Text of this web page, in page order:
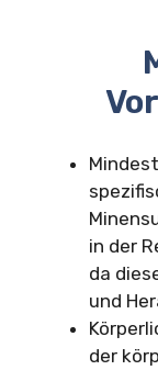
in der
da
und
der